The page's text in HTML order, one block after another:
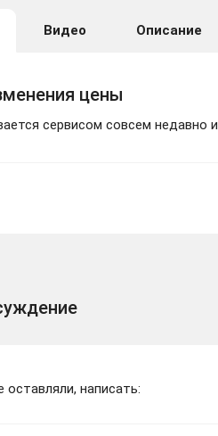
Видео Описание
цены
сервисом совсем недавно
написать: